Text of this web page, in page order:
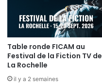
Table ronde FICAM au
Festival de la Fiction TV de
La Rochelle
il y a 2 semaines